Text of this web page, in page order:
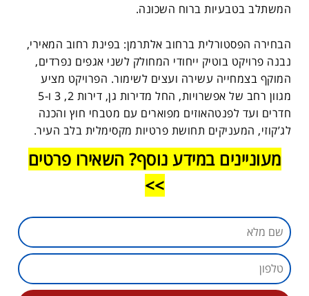
המשתלב בטבעיות ברוח השכונה.
הבחירה הפסטורלית ברחוב אלתרמן: בפינת רחוב המאירי,
נבנה פרויקט בוטיק ייחודי המחולק לשני אגפים נפרדים,
המוקף בצמחייה עשירה ועצים לשימור. הפרויקט מציע
מגוון רחב של אפשרויות, החל מדירות גן, דירות 2, 3 ו-5
חדרים ועד לפנטהאוזים מפוארים עם מטבחי חוץ והכנה
לג’קוזי, המעניקים תחושת פרטיות מקסימלית בלב העיר.
מעוניינים במידע נוסף? השאירו פרטים
>>